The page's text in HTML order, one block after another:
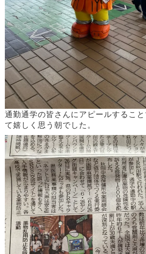
通勤通学の皆さんにアピールするこ
て嬉しく思う朝でした。